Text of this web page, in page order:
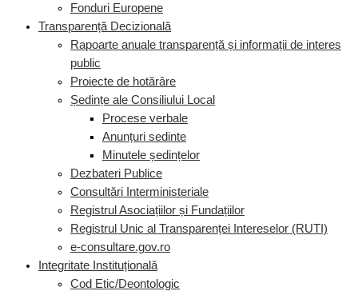
Fonduri Europene
Transparență Decizională
Rapoarte anuale transparență și informații de interes
public
Proiecte de hotărâre
Ședințe ale Consiliului Local
Procese verbale
Anunțuri sedinte
Minutele ședințelor
Dezbateri Publice
Consultări Interministeriale
Registrul Asociațiilor și Fundațiilor
Registrul Unic al Transparenței Intereselor (RUTI)
e-consultare.gov.ro
Integritate Instituțională
Cod Etic/Deontologic